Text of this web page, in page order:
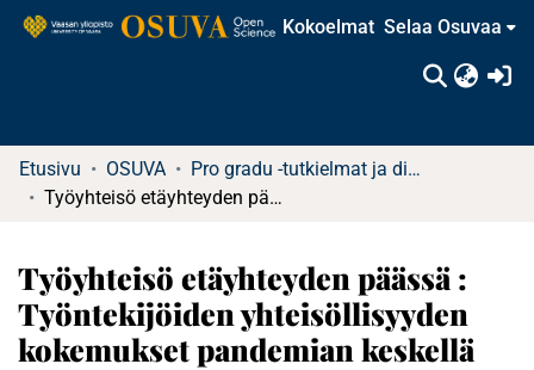
Kokoelmat Selaa Osuvaa
Etusivu OSUVA
Pro gradu -tutkielmat ja diplomityöt
Työyhteisö etäyhteyden päässä : Työntekijöiden yhteisöllisyyden kokemukset pandemian keskellä
Työyhteisö etäyhteyden päässä :
Työntekijöiden yhteisöllisyyden
kokemukset pandemian keskellä